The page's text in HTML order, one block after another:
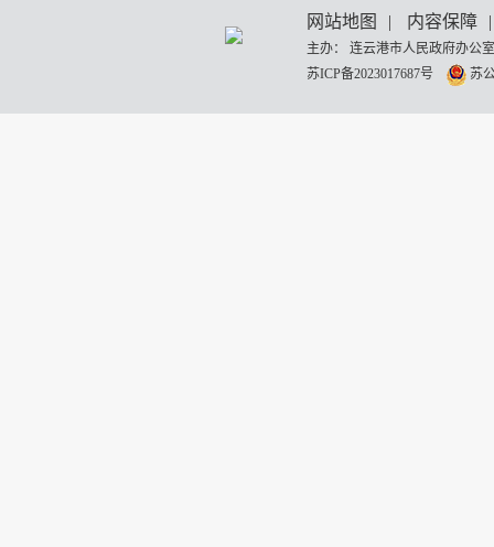
网站地图 | 内容保障 |
主办： 连云港市人民政府办
苏ICP备2023017687号
苏